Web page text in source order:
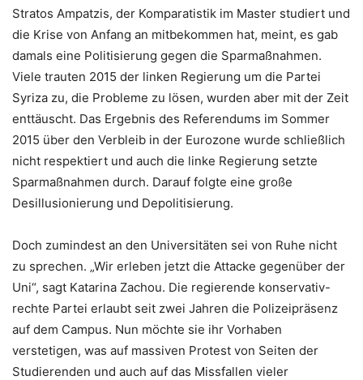
Stratos Ampatzis, der Komparatistik im Master studiert und
die Krise von Anfang an mitbekommen hat, meint, es gab
damals eine Politisierung gegen die Sparmaßnahmen.
Viele trauten 2015 der linken Regierung um die Partei
Syriza zu, die Probleme zu lösen, wurden aber mit der Zeit
enttäuscht. Das Ergebnis des Referendums im Sommer
2015 über den Verbleib in der Eurozone wurde schließlich
nicht respektiert und auch die linke Regierung setzte
Sparmaßnahmen durch. Darauf folgte eine große
Desillusionierung und Depolitisierung.
Doch zumindest an den Universitäten sei von Ruhe nicht
zu sprechen. „Wir erleben jetzt die Attacke gegenüber der
Uni“, sagt Katarina Zachou. Die regierende konservativ-
rechte Partei erlaubt seit zwei Jahren die Polizeipräsenz
auf dem Campus. Nun möchte sie ihr Vorhaben
verstetigen, was auf massiven Protest von Seiten der
Studierenden und auch auf das Missfallen vieler